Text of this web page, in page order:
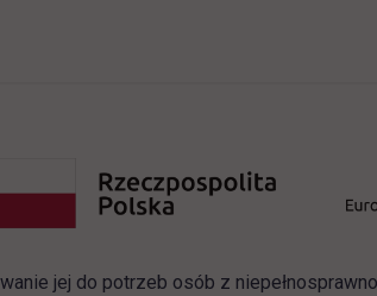
jej do potrzeb osób z